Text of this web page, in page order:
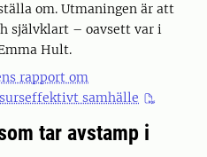
om. Utmaningen är att
självklart – oavsett var i
Hult.
rapport om
samhälle
tar avstamp i